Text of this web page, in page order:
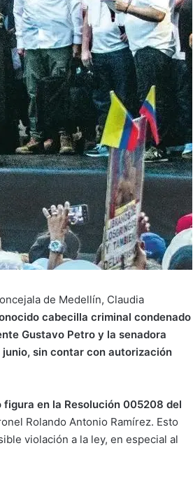
de Medellín, Claudia
cabecilla criminal condenado
Gustavo Petro y la senadora
sin contar con autorización
figura en la Resolución 005208 del
Rolando Antonio Ramírez. Esto
violación a la ley, en especial al